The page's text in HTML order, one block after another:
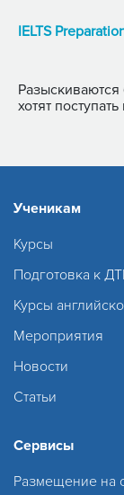
IELTS
Разыскиваются
хотят
Ученикам
Курсы
Подготовка к
Курсы
Мероприятия
Новости
Статьи
Сервисы
Размещение на